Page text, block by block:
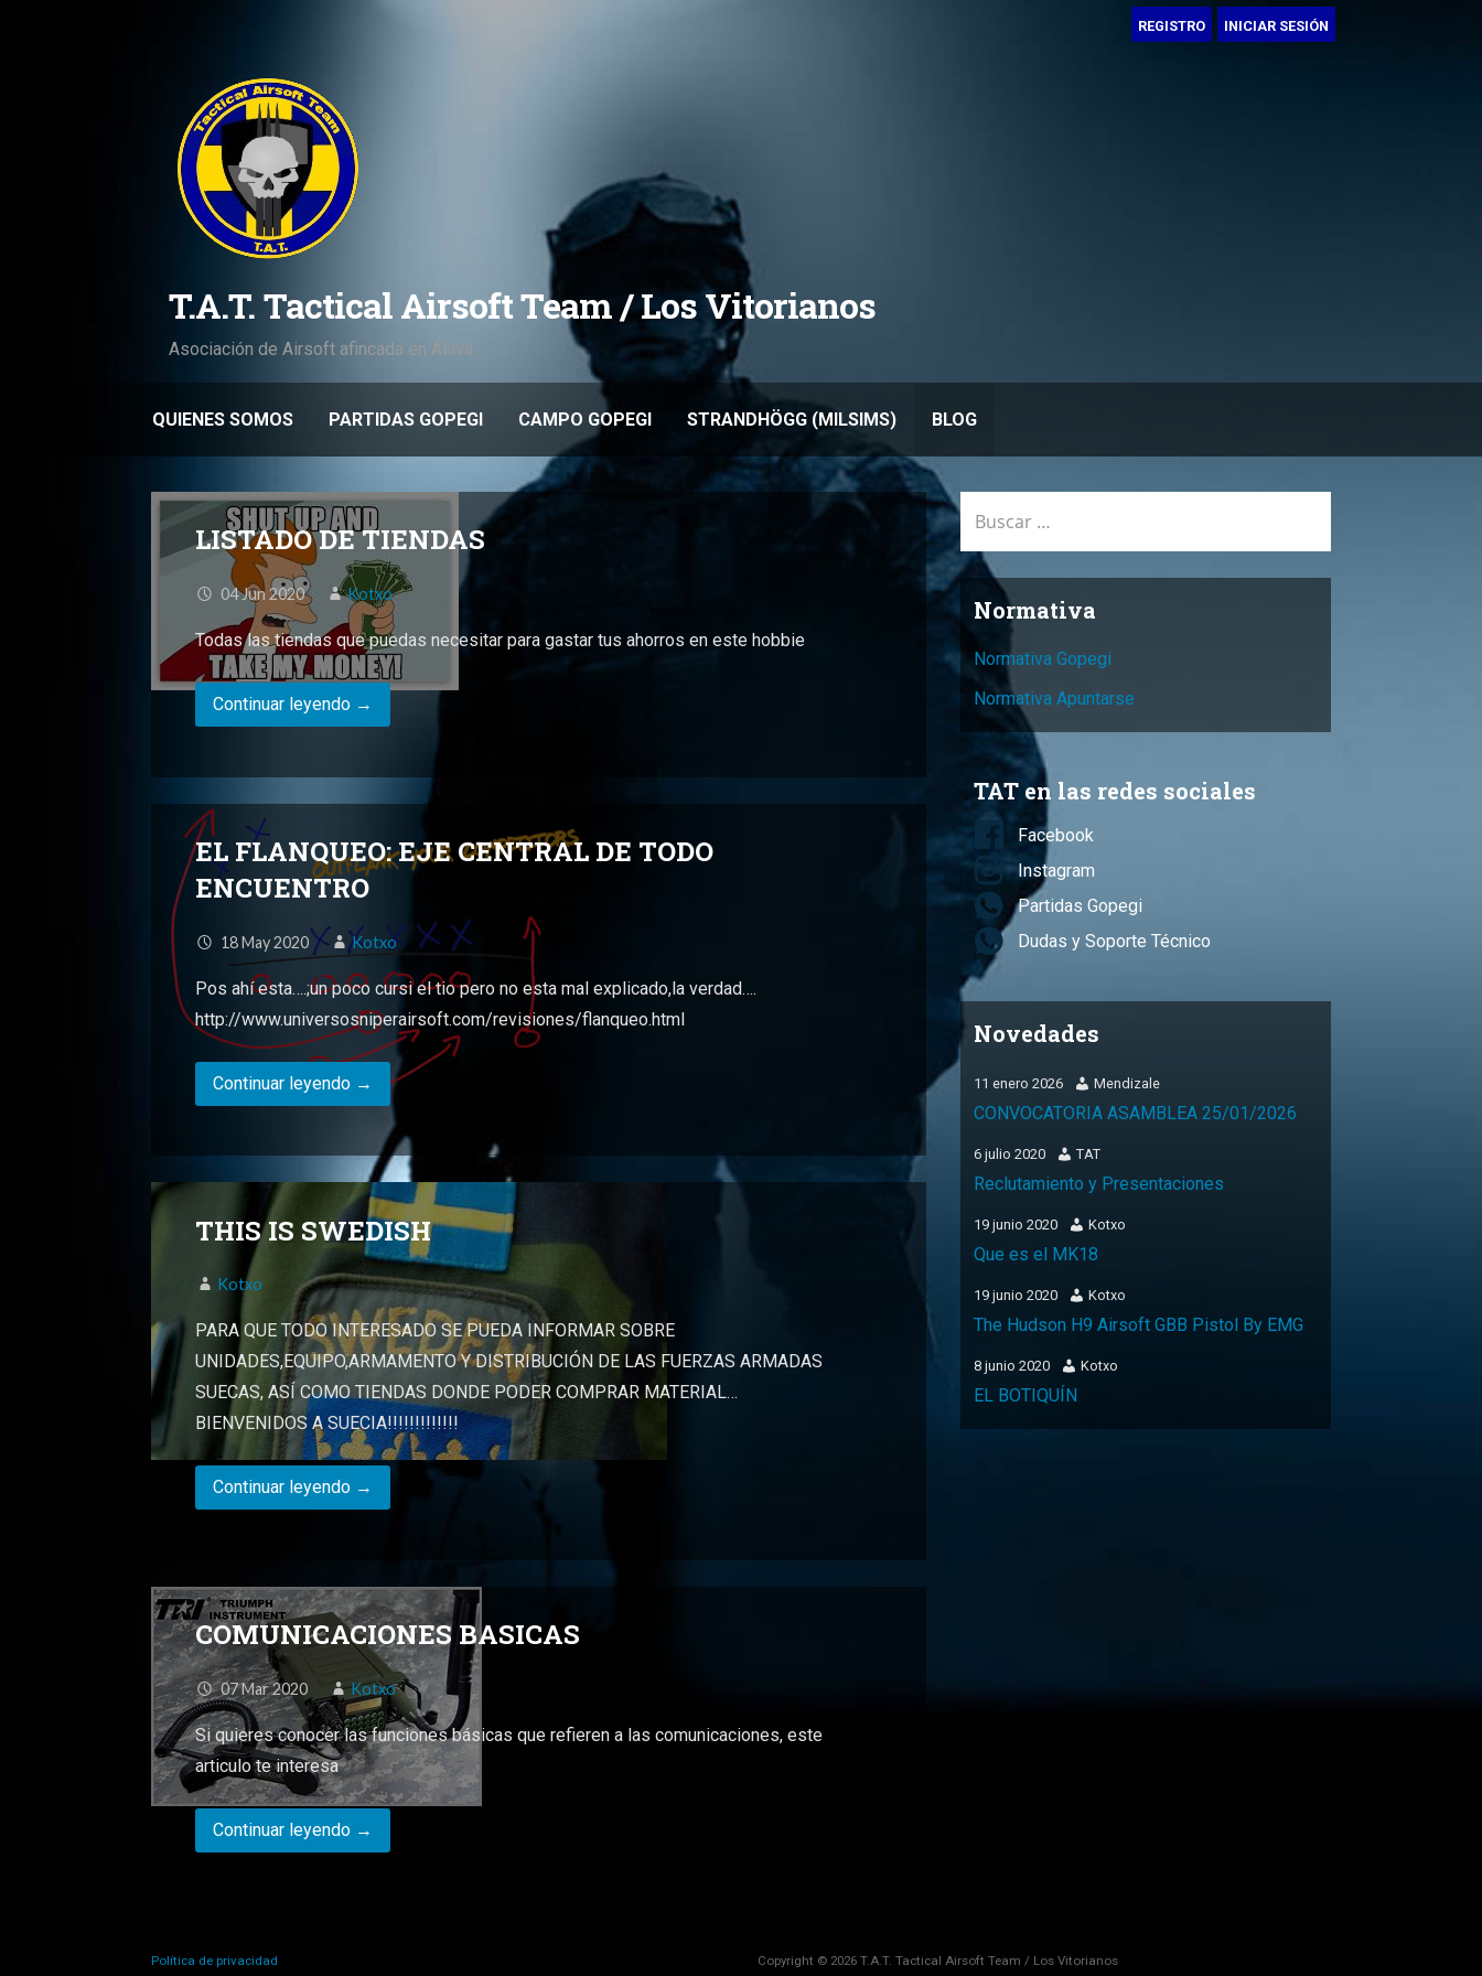
REGISTRO INICIAR SESIÓN
T.A.T. Tactical Airsoft Team / Los Vitorianos
Asociación de Airsoft afincada en Álava
QUIENES SOMOS PARTIDAS GOPEGI CAMPO GOPEGI STRANDHÖGG (MILSIMS) BLOG
LISTADO DE TIENDAS
04Jun2020 Kotxo
Todas las tiendas que puedas necesitar para gastar tus ahorros en este hobbie
Continuar leyendo →
EL FLANQUEO: EJE CENTRAL DE TODO
ENCUENTRO
18May2020 Kotxo
Pos ahí esta….;un poco cursi el tio pero no esta mal explicado,la verdad….
http://www.universosniperairsoft.com/revisiones/flanqueo.html
Continuar leyendo →
THIS IS SWEDISH
Kotxo
PARA QUE TODO INTERESADO SE PUEDA INFORMAR SOBRE
UNIDADES,EQUIPO,ARMAMENTO Y DISTRIBUCIÓN DE LAS FUERZAS ARMADAS
SUECAS, ASÍ COMO TIENDAS DONDE PODER COMPRAR MATERIAL…
BIENVENIDOS A SUECIA!!!!!!!!!!!!!
Continuar leyendo →
COMUNICACIONES BASICAS
07Mar2020 Kotxo
Si quieres conocer las funciones básicas que refieren a las comunicaciones, este
articulo te interesa
Continuar leyendo →
Buscar:
Normativa
Normativa Gopegi
Normativa Apuntarse
TAT en las redes sociales
Facebook
Instagram
Partidas Gopegi
Dudas y Soporte Técnico
Novedades
11 enero 2026 Mendizale
CONVOCATORIA ASAMBLEA 25/01/2026
6 julio 2020 TAT
Reclutamiento y Presentaciones
19 junio 2020 Kotxo
Que es el MK18
19 junio 2020 Kotxo
The Hudson H9 Airsoft GBB Pistol By EMG
8 junio 2020 Kotxo
EL BOTIQUÍN
Política de privacidad Copyright © 2026 T.A.T. Tactical Airsoft Team / Los Vitorianos